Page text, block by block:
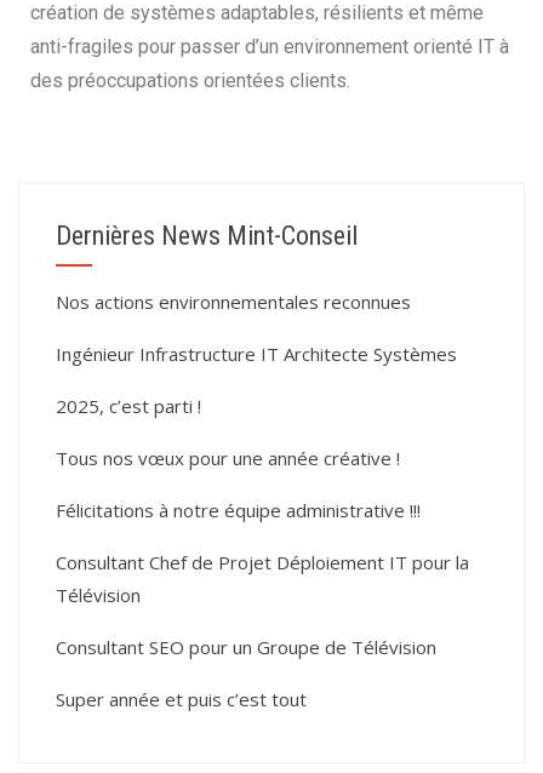
création de systèmes adaptables, résilients et même
anti-fragiles pour passer d’un environnement orienté IT à
des préoccupations orientées clients.
Dernières News Mint-Conseil
Nos actions environnementales reconnues
Ingénieur Infrastructure IT Architecte Systèmes
2025, c’est parti !
Tous nos vœux pour une année créative !
Félicitations à notre équipe administrative !!!
Consultant Chef de Projet Déploiement IT pour la
Télévision
Consultant SEO pour un Groupe de Télévision
Super année et puis c’est tout